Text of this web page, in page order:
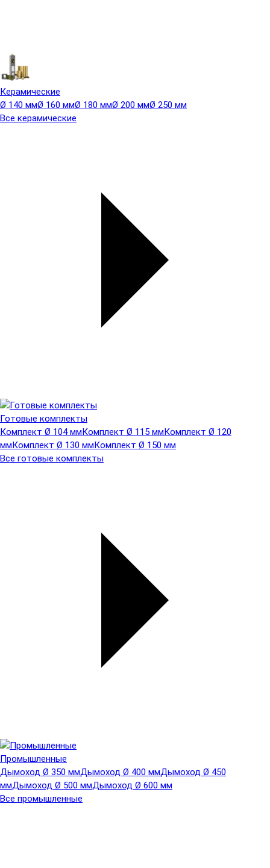
Керамические
Ø 140 ммØ 160 ммØ 180 ммØ 200 ммØ 250 мм
Все керамические
Готовые комплекты
Комплект Ø 104 ммКомплект Ø 115 ммКомплект Ø 120
ммКомплект Ø 130 ммКомплект Ø 150 мм
Все готовые комплекты
Промышленные
Дымоход Ø 350 ммДымоход Ø 400 ммДымоход Ø 450
ммДымоход Ø 500 ммДымоход Ø 600 мм
Все промышленные